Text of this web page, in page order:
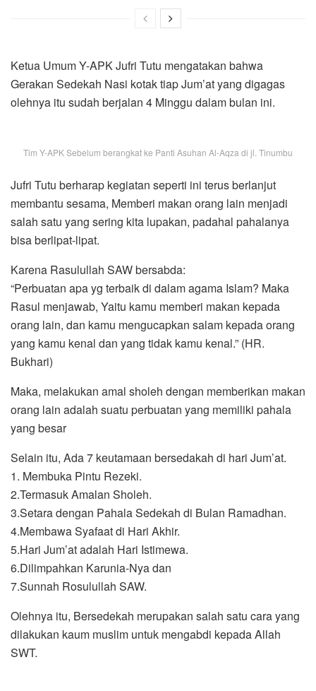
Ketua Umum Y-APK Jufri Tutu mengatakan bahwa
Gerakan Sedekah Nasi kotak tiap Jum’at yang digagas
olehnya itu sudah berjalan 4 Minggu dalam bulan ini.
Tim Y-APK Sebelum berangkat ke Panti Asuhan Al-Aqza di jl. Tinumbu
Jufri Tutu berharap kegiatan seperti ini terus berlanjut
membantu sesama, Memberi makan orang lain menjadi
salah satu yang sering kita lupakan, padahal pahalanya
bisa berlipat-lipat.
Karena Rasulullah SAW bersabda:
“Perbuatan apa yg terbaik di dalam agama Islam? Maka
Rasul menjawab, Yaitu kamu memberi makan kepada
orang lain, dan kamu mengucapkan salam kepada orang
yang kamu kenal dan yang tidak kamu kenal.” (HR.
Bukhari)
Maka, melakukan amal sholeh dengan memberikan makan
orang lain adalah suatu perbuatan yang memiliki pahala
yang besar
Selain itu, Ada 7 keutamaan bersedakah di hari Jum’at.
1. Membuka Pintu Rezeki.
2.Termasuk Amalan Sholeh.
3.Setara dengan Pahala Sedekah di Bulan Ramadhan.
4.Membawa Syafaat di Hari Akhir.
5.Hari Jum’at adalah Hari Istimewa.
6.Dilimpahkan Karunia-Nya dan
7.Sunnah Rosulullah SAW.
Olehnya itu, Bersedekah merupakan salah satu cara yang
dilakukan kaum muslim untuk mengabdi kepada Allah
SWT.